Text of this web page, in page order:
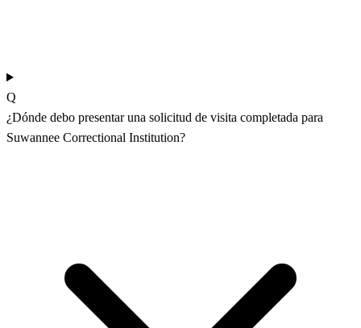
Q
¿Dónde debo presentar una solicitud de visita completada para
Suwannee Correctional Institution?